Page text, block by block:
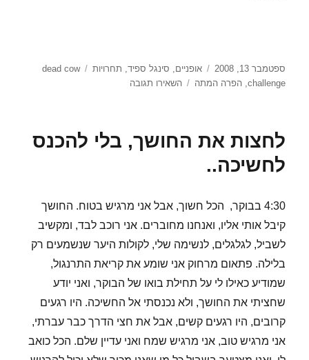
פורסם
בתאריך
ספטמבר 13, 2008 קטגוריות
אופניים סינגל ספיד תחרויות תגיות
dead cow
challenge
,הפרה המתה השאירו תגובה
לחצות את החושך, בלי להכנס
לחשיכה..
4:30 בבוקר, הכל חשוך, אבל אני מרגיש בטוח. החושך
קיבל אותי אליו, ואנחנו מחוברים. אני רוכב לבד, ומקשיב
לשביל, לגלגלים, לנשימה שלי, לקולות היער שנשמעים רק
בלילה. פתאום מרחוק אני שומע את קריאת התרנגול,
שמודיע כאילו לי על תחילת בואו של הבוקר, ואני יודע
שחציתי את החושך, ולא נכנסתי אל החשיכה. היו רגעים
קרובים, היו רגעים קשים, אבל את חצי הדרך כבר עברתי,
אני מרגיש טוב, אני מרגיש שמח ואני עדיין שלם. הכל כואב